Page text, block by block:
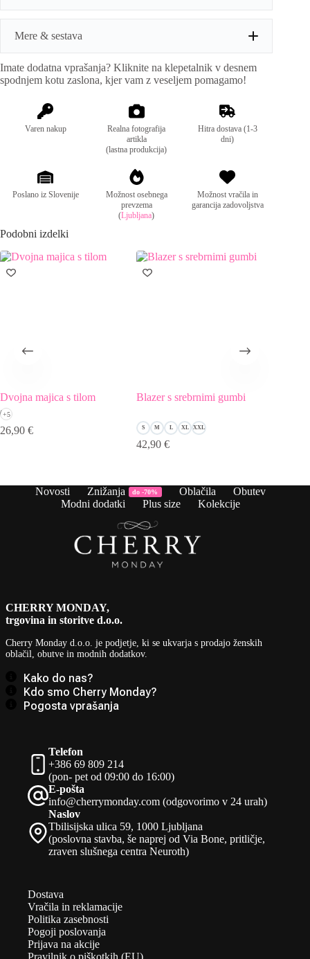
v
e
Mere & sestava
Mere:obseg prsi: 140 cm, dolžina spredaj: 50 cm, zadaj:
70 cm
Sestava:63% poliester, 35% viskoza, 2% elastan
Imate dodatna vprašanja? Kliknite na klepetalnik v desnem
spodnjem kotu zaslona, kjer vam z veseljem pomagamo!
Varen nakup
Realna fotografija
artikla
(lastna produkcija)
Hitra dostava (1-3
dni)
Poslano iz Slovenije
Možnost osebnega
prevzema
(Ljubljana)
Možnost vračila in
garancija zadovoljstva
Podobni izdelki
Dvojna majica s tilom
+5
26,90 €
Blazer s srebrnimi gumbi
S M L XL XXL
42,90€
Novosti Znižanja do -70% Oblačila
Obutev
Modni dodatki
Plus size Kolekcije
CHERRY MONDAY,
trgovina in storitve d.o.o.
Cherry Monday d.o.o. je podjetje, ki se ukvarja s prodajo ženskih
oblačil, obutve in modnih dodatkov.
Kako do nas?
Kdo smo Cherry Monday?
Pogosta vprašanja
Telefon
+386 69 809 214
(pon- pet od 09:00 do 16:00)
E-pošta
info@cherrymonday.com (odgovorimo v 24 urah)
Naslov
Tbilisijska ulica 59, 1000 Ljubljana
(poslovna stavba, še naprej od Via Bone, pritličje,
zraven slušnega centra Neuroth)
Dostava
Vračila in reklamacije
Politika zasebnosti
Pogoji poslovanja
Prijava na akcije